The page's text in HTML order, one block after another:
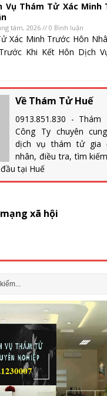
Vụ Thám Tử Xác Minh
tám, 2026 // 0 Bình luận
Xác Minh Trước Hôn
Khi Kết Hôn Dịch
Về Thám Tử Huế
0913.851.830 -
Công Ty chuyên
dịch vụ thám tử gia
nhân, điều tra, tìm
tại Huế
xã hội